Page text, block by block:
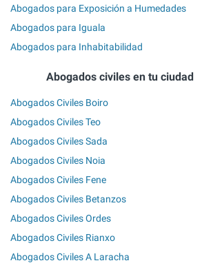
Abogados para Exposición a Humedades
Abogados para Iguala
Abogados para Inhabitabilidad
Abogados civiles en tu ciudad
Abogados Civiles Boiro
Abogados Civiles Teo
Abogados Civiles Sada
Abogados Civiles Noia
Abogados Civiles Fene
Abogados Civiles Betanzos
Abogados Civiles Ordes
Abogados Civiles Rianxo
Abogados Civiles A Laracha